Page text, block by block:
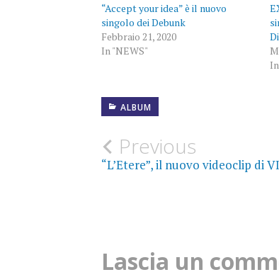
“Accept your idea” è il nuovo
singolo dei Debunk
Febbraio 21, 2020
In "NEWS"
ALBUM
2020
NEWS
Post
Previous
“L’Etere”, il nuovo videoclip di
Lascia un